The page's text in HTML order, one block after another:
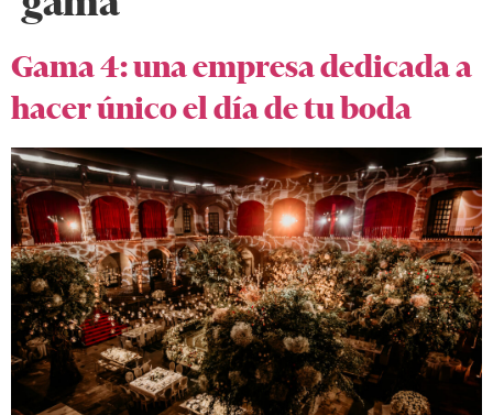
Gama 4: una empresa dedicada a
hacer único el día de tu boda